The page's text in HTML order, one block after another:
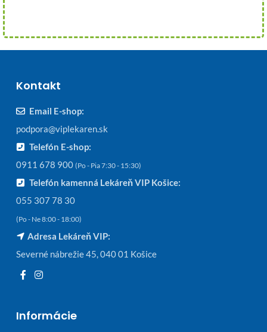
Kontakt
Email E-shop:
podpora@viplekaren.sk
Telefón E-shop:
0911 678 900 (Po - Pia 7:30 - 15:30)
Telefón kamenná Lekáreň VIP Košice:
055 307 78 30
(Po - Ne 8:00 - 18:00)
Adresa Lekáreň VIP:
Severné nábrežie 45, 040 01 Košice
Informácie